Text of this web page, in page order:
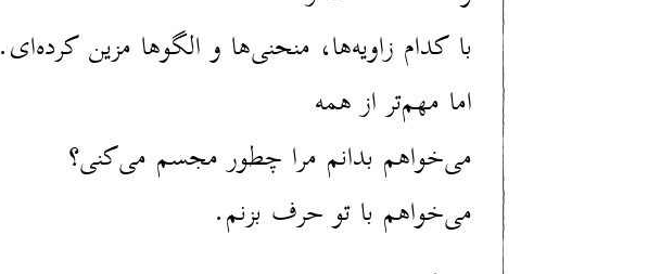
با کدام زاویه‌ها، منحنی‌ها و الگوها مزین کرده‌ای.
اما مهم‌تر از همه
می‌خواهم بدانم مرا چطور مجسم می‌کنی؟
می‌خواهم با تو حرف بزنم.